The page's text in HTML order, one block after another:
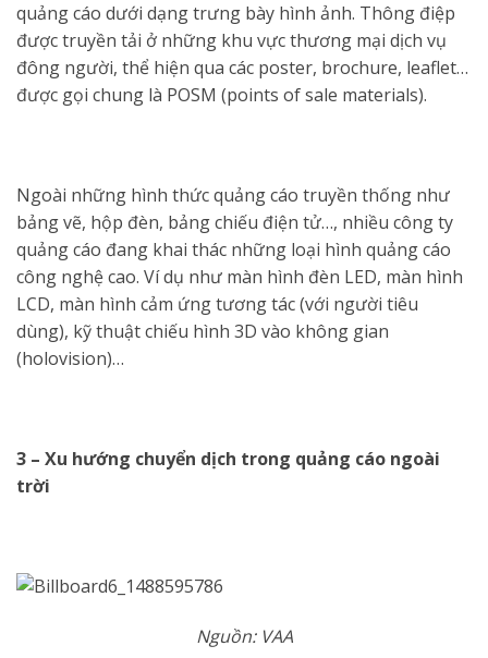
quảng cáo dưới dạng trưng bày hình ảnh. Thông điệp
được truyền tải ở những khu vực thương mại dịch vụ
đông người, thể hiện qua các poster, brochure, leaflet…
được gọi chung là POSM (points of sale materials).
Ngoài những hình thức quảng cáo truyền thống như
bảng vẽ, hộp đèn, bảng chiếu điện tử…, nhiều công ty
quảng cáo đang khai thác những loại hình quảng cáo
công nghệ cao. Ví dụ như màn hình đèn LED, màn hình
LCD, màn hình cảm ứng tương tác (với người tiêu
dùng), kỹ thuật chiếu hình 3D vào không gian
(holovision)…
3 – Xu hướng chuyển dịch trong quảng cáo ngoài
trời
Nguồn: VAA